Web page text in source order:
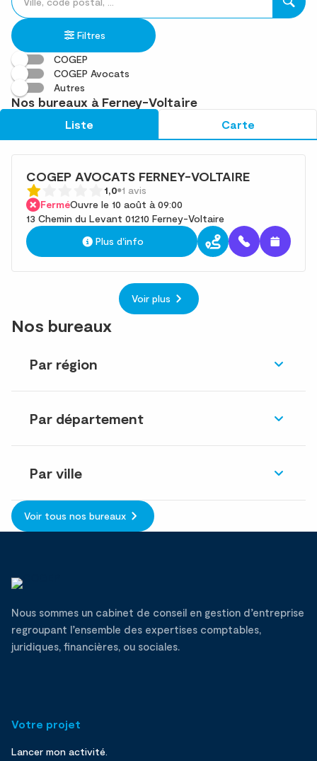
un
établissement
renseigner
une
adresse
résultat(s)
trouvé(s)
Filtres
COGEP
COGEP Avocats
Autres
Nos bureaux à Ferney-Voltaire
Liste Carte
COGEP AVOCATS FERNEY-VOLTAIRE
1,0 1 avis
FerméOuvre le 10 août à 09:00
13 Chemin du Levant 01210 Ferney-Voltaire
Plus d'info
Voir plus
Nos bureaux
Par région
Par département
Par ville
Voir tous nos bureaux
Nous sommes un cabinet de conseil en gestion d’entreprise
regroupant l’ensemble des expertises comptables,
juridiques, financières, ou sociales.
Votre projet
Lancer mon activité.